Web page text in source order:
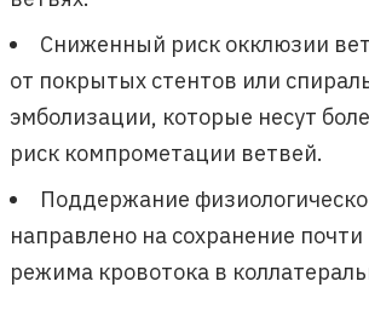
Сниженный риск окклюзии
от покрытых стентов или
эмболизации, которые несут
риск компрометации ветвей.
Поддержание
направлено на сохранение
режима кровотока в